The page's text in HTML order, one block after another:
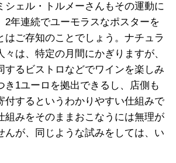
シェル・トルメーさんもその運動に
2年連続でユーモラスなポスターを
はご存知のことでしょう。ナチュラ
々は、特定の月間にかぎりますが、
するビストロなどでワインを楽しみ
き1ユーロを拠出できるし、店側も
付するというわかりやすい仕組みで
組みをそのままおこなうには無理が
んが、同じような試みをしては、い